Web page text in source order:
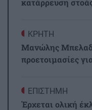
ΚΡΗΤΗ
Μανώλης
προετοιμασίες
ΕΠΙΣΤΗΜΗ
Έρχεται ολική